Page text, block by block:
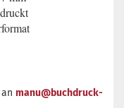
manu@buchdruck-